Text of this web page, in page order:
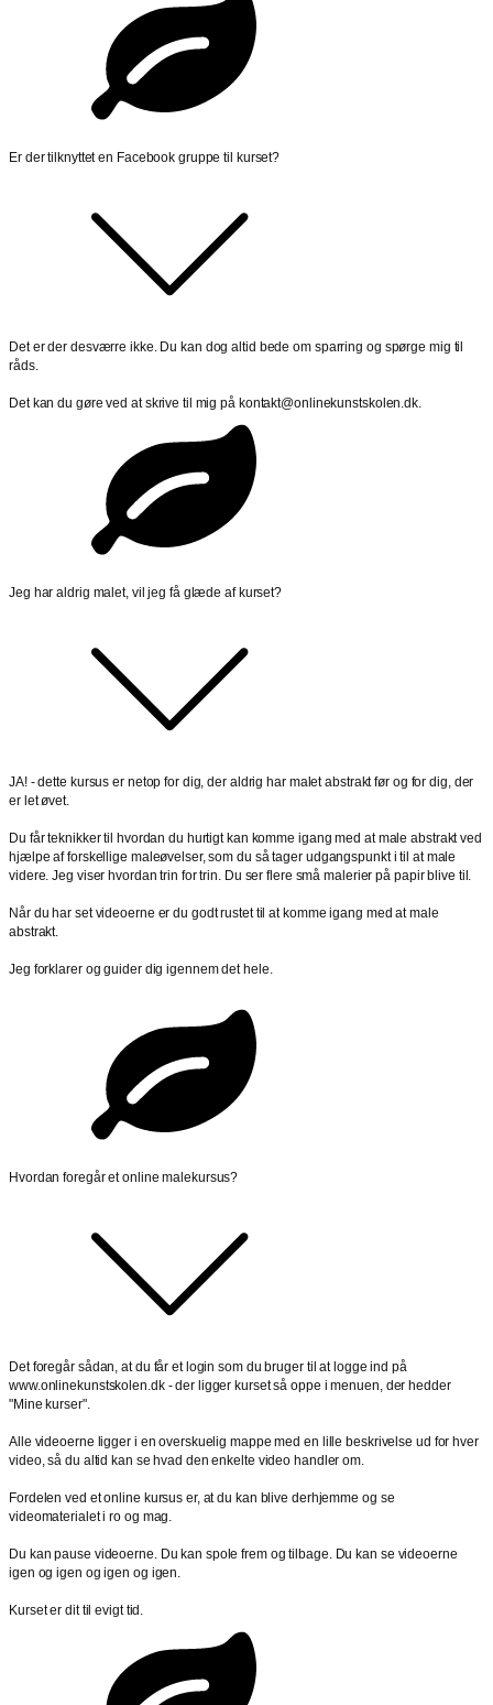
Er der tilknyttet en Facebook gruppe til kurset?
Det er der desværre ikke. Du kan dog altid bede om sparring og spørge mig til
råds.
Det kan du gøre ved at skrive til mig på kontakt@onlinekunstskolen.dk.
Jeg har aldrig malet, vil jeg få glæde af kurset?
JA! - dette kursus er netop for dig, der aldrig har malet abstrakt før og for dig, der
er let øvet.
Du får teknikker til hvordan du hurtigt kan komme igang med at male abstrakt ved
hjælpe af forskellige maleøvelser, som du så tager udgangspunkt i til at male
videre. Jeg viser hvordan trin for trin. Du ser flere små malerier på papir blive til.
Når du har set videoerne er du godt rustet til at komme igang med at male
abstrakt.
Jeg forklarer og guider dig igennem det hele.
Hvordan foregår et online malekursus?
Det foregår sådan, at du får et login som du bruger til at logge ind på
www.onlinekunstskolen.dk - der ligger kurset så oppe i menuen, der hedder
"Mine kurser".
Alle videoerne ligger i en overskuelig mappe med en lille beskrivelse ud for hver
video, så du altid kan se hvad den enkelte video handler om.
Fordelen ved et online kursus er, at du kan blive derhjemme og se
videomaterialet i ro og mag.
Du kan pause videoerne. Du kan spole frem og tilbage. Du kan se videoerne
igen og igen og igen og igen.
Kurset er dit til evigt tid.